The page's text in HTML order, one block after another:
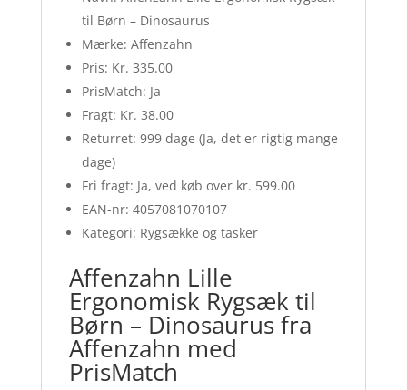
til Børn – Dinosaurus
Mærke: Affenzahn
Pris: Kr. 335.00
PrisMatch: Ja
Fragt: Kr. 38.00
Returret: 999 dage (Ja, det er rigtig mange
dage)
Fri fragt: Ja, ved køb over kr. 599.00
EAN-nr: 4057081070107
Kategori: Rygsække og tasker
Affenzahn Lille
Ergonomisk Rygsæk til
Børn – Dinosaurus fra
Affenzahn med
PrisMatch